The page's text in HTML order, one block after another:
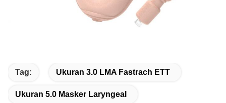
Tag: Ukuran 3.0 LMA Fastrach ETT
Ukuran 5.0 Masker Laryngeal